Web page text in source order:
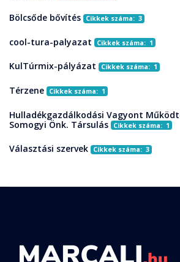
Bölcsőde bővítés Cikkek száma: 3
cool-tura-palyazat Cikkek száma: 1
KulTúrmix-pályázat Cikkek száma: 1
Térzene Cikkek száma: 1
Hulladékgazdálkodási Vagyont
Somogyi Önk. Társulás
Cikkek száma: 1
Választási szervek Cikkek száma: 3